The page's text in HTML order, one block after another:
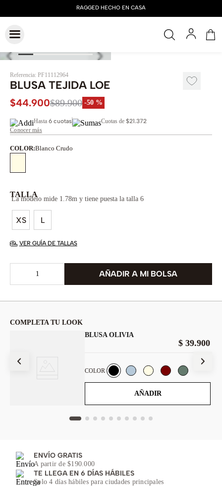
Referencia: PF11112964
BLUSA TEJIDA LOE
$44.900$89.900 -50 %
Hasta 6 cuotas Cuotas de $21.372
Conocer más
COLOR:Blanco Crudo
TALLA
XS L
La modelo mide 1.78m y tiene puesta la talla 6
VER GUÍA DE TALLAS
COMPLETA TU LOOK
BLUSA OLIVIA
$ 39.900
COLOR
AÑADIR
ENVÍO GRATIS
A partir de $190.000
TE LLEGA EN 6 DÍAS HÁBILES
Solo 4 días hábiles para ciudades principales